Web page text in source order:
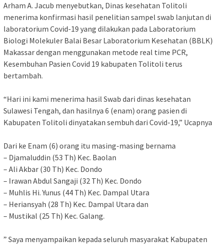
Arham A. Jacub menyebutkan, Dinas kesehatan Tolitoli
menerima konfirmasi hasil penelitian sampel swab lanjutan di
laboratorium Covid-19 yang dilakukan pada Laboratorium
Biologi Molekuler Balai Besar Laboratorium Kesehatan (BBLK)
Makassar dengan menggunakan metode real time PCR,
Kesembuhan Pasien Covid 19 kabupaten Tolitoli terus
bertambah.
“Hari ini kami menerima hasil Swab dari dinas kesehatan
Sulawesi Tengah, dan hasilnya 6 (enam) orang pasien di
Kabupaten Tolitoli dinyatakan sembuh dari Covid-19,” Ucapnya
Dari ke Enam (6) orang itu masing-masing bernama
– Djamaluddin (53 Th) Kec. Baolan
– Ali Akbar (30 Th) Kec. Dondo
– Irawan Abdul Sangaji (32 Th) Kec. Dondo
– Muhlis Hi. Yunus (44 Th) Kec. Dampal Utara
– Heriansyah (28 Th) Kec. Dampal Utara dan
– Mustikal (25 Th) Kec. Galang.
” Saya menyampaikan kepada seluruh masyarakat Kabupaten